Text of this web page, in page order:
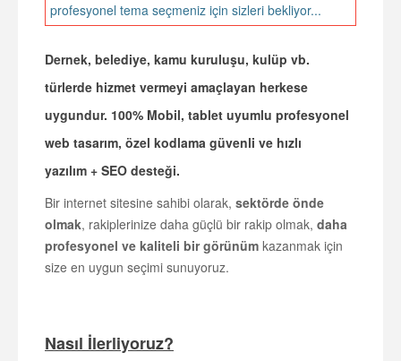
profesyonel tema seçmeniz için sizleri bekliyor...
Dernek, belediye, kamu kuruluşu, kulüp vb.
türlerde hizmet vermeyi amaçlayan herkese
uygundur. 100% Mobil, tablet uyumlu profesyonel
web tasarım, özel kodlama güvenli ve hızlı
yazılım + SEO desteği.
Bir internet sitesine sahibi olarak, sektörde önde
olmak, rakiplerinize daha güçlü bir rakip olmak, daha
profesyonel ve kaliteli bir görünüm kazanmak için
size en uygun seçimi sunuyoruz.
Nasıl İlerliyoruz?